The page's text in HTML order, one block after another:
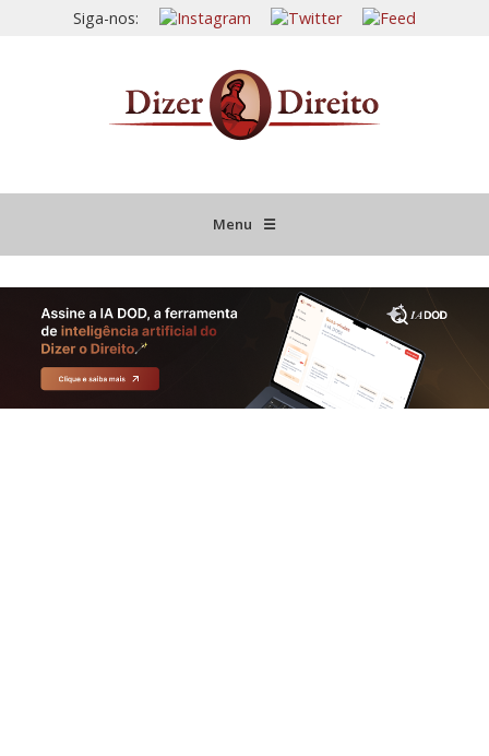
Siga-nos:
Menu ☰
JURISPRUDÊNCIA COMENTADA
INFORMATIVOS COMENTADOS